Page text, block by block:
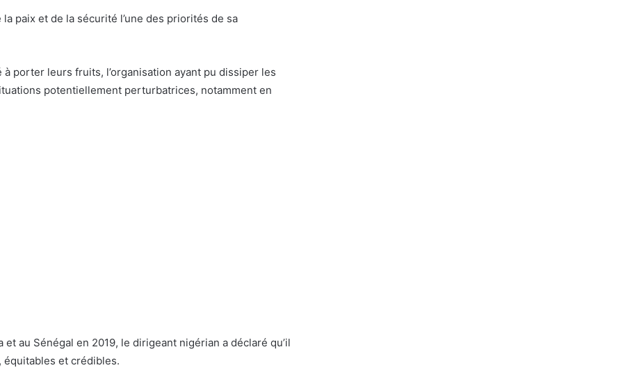
paix et de la sécurité l’une des priorités de sa
porter leurs fruits, l’organisation ayant pu dissiper les
potentiellement perturbatrices, notamment en
au Sénégal en 2019, le dirigeant nigérian a déclaré qu’il
équitables et crédibles.